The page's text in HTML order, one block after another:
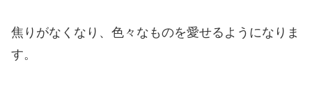
焦りがなくなり、色々なものを愛せるようになりま
す。